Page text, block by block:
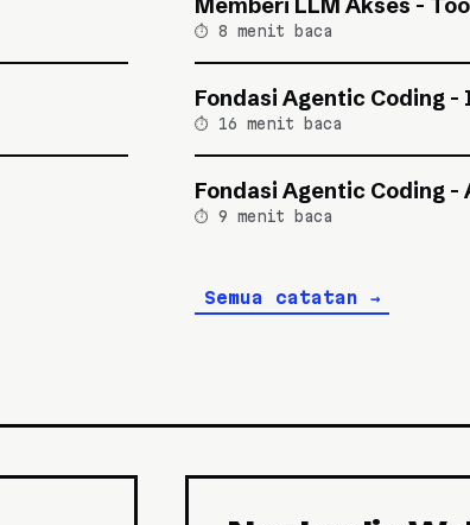
⏱️ 8 menit baca
Fondasi Agentic Coding -
⏱️ 16 menit baca
Fondasi Agentic Coding -
⏱️ 9 menit baca
Semua catatan →